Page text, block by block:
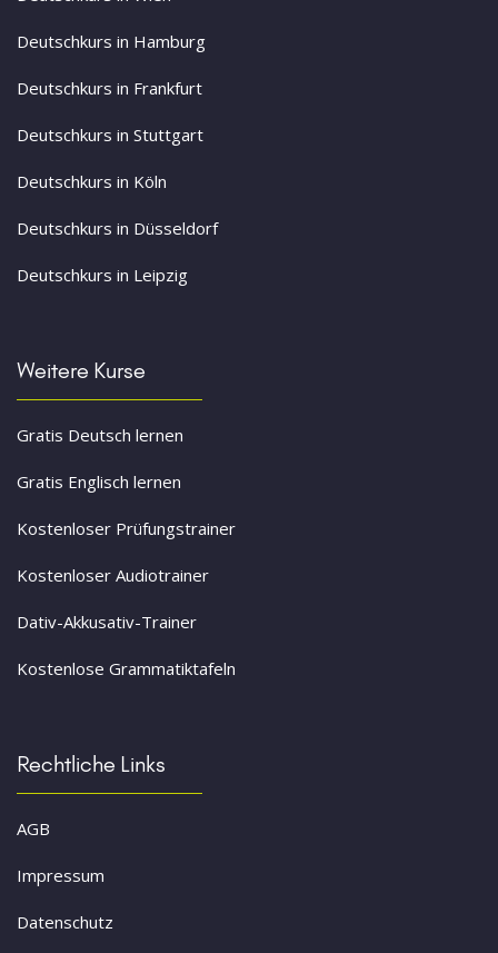
Deutschkurs in Hamburg
Deutschkurs in Frankfurt
Deutschkurs in Stuttgart
Deutschkurs in Köln
Deutschkurs in Düsseldorf
Deutschkurs in Leipzig
Weitere Kurse
Gratis Deutsch lernen
Gratis Englisch lernen
Kostenloser Prüfungstrainer
Kostenloser Audiotrainer
Dativ-Akkusativ-Trainer
Kostenlose Grammatiktafeln
Rechtliche Links
AGB
Impressum
Datenschutz